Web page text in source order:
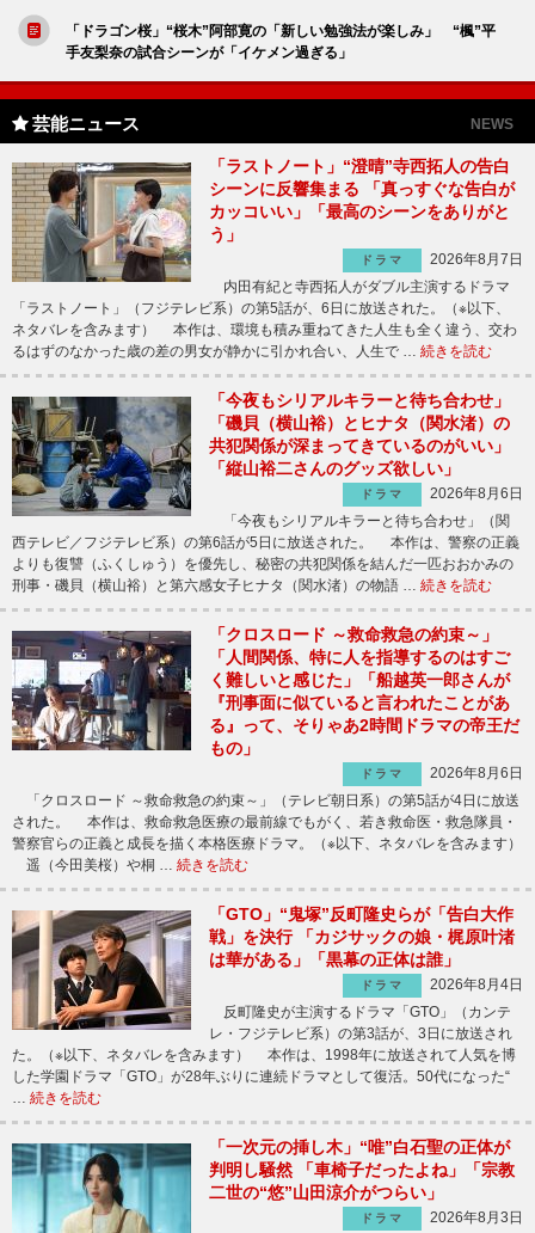
「ドラゴン桜」“桜木”阿部寛の「新しい勉強法が楽しみ」 “楓”平
手友梨奈の試合シーンが「イケメン過ぎる」
芸能ニュース NEWS
「ラストノート」“澄晴”寺西拓人の告白
シーンに反響集まる 「真っすぐな告白が
カッコいい」「最高のシーンをありがと
う」
ドラマ
2026年8月7日
内田有紀と寺西拓人がダブル主演するドラマ
「ラストノート」（フジテレビ系）の第5話が、6日に放送された。（※以下、
ネタバレを含みます） 本作は、環境も積み重ねてきた人生も全く違う、交わ
るはずのなかった歳の差の男女が静かに引かれ合い、人生で … 続きを読む
「今夜もシリアルキラーと待ち合わせ」
「磯貝（横山裕）とヒナタ（関水渚）の
共犯関係が深まってきているのがいい」
「縦山裕二さんのグッズ欲しい」
ドラマ
2026年8月6日
「今夜もシリアルキラーと待ち合わせ」（関
西テレビ／フジテレビ系）の第6話が5日に放送された。 本作は、警察の正義
よりも復讐（ふくしゅう）を優先し、秘密の共犯関係を結んだ一匹おおかみの
刑事・磯貝（横山裕）と第六感女子ヒナタ（関水渚）の物語 … 続きを読む
「クロスロード ～救命救急の約束～」
「人間関係、特に人を指導するのはすご
く難しいと感じた」「船越英一郎さんが
『刑事面に似ていると言われたことがあ
る』って、そりゃあ2時間ドラマの帝王だ
もの」
ドラマ
2026年8月6日
「クロスロード ～救命救急の約束～」（テレビ朝日系）の第5話が4日に放送
された。 本作は、救命救急医療の最前線でもがく、若き救命医・救急隊員・
警察官らの正義と成長を描く本格医療ドラマ。（※以下、ネタバレを含みます）
遥（今田美桜）や桐 … 続きを読む
「GTO」“鬼塚”反町隆史らが「告白大作
戦」を決行 「カジサックの娘・梶原叶渚
は華がある」「黒幕の正体は誰」
ドラマ
2026年8月4日
反町隆史が主演するドラマ「GTO」（カンテ
レ・フジテレビ系）の第3話が、3日に放送され
た。（※以下、ネタバレを含みます） 本作は、1998年に放送されて人気を博
した学園ドラマ「GTO」が28年ぶりに連続ドラマとして復活。50代になった“
… 続きを読む
「一次元の挿し木」“唯”白石聖の正体が
判明し騒然 「車椅子だったよね」「宗教
二世の“悠”山田涼介がつらい」
ドラマ
2026年8月3日